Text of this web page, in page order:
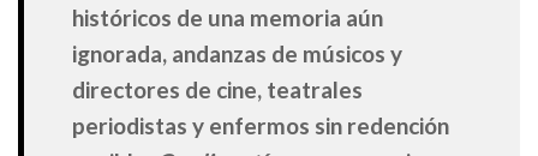
históricos de una memoria aún
ignorada, andanzas de músicos y
directores de cine, teatrales
periodistas y enfermos sin redención